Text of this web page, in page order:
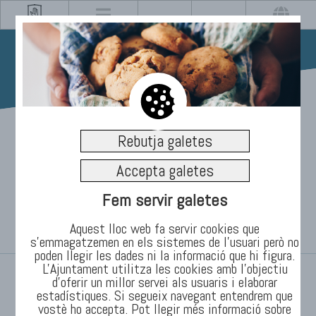
11/07/2023
Refugis climàtics
habilitats per a onades de
calor
/ TEMES / Informació / Notícies
Rebutja galetes
Accepta galetes
Fem servir galetes
Aquest lloc web fa servir cookies que
s’emmagatzemen en els sistemes de l'usuari però no
poden llegir les dades ni la informació que hi figura.
L'Ajuntament utilitza les cookies amb l'objectiu
d’oferir un millor servei als usuaris i elaborar
estadístiques. Si segueix navegant entendrem que
vostè ho accepta. Pot llegir més informació sobre